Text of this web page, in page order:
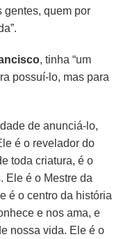
gentes, quem por
, tinha “um
possuí-lo, mas para
de anunciá-lo,
é o revelador do
toda criatura, é o
Ele é o Mestre da
é o centro da história
e nos ama, e
nossa vida. Ele é o